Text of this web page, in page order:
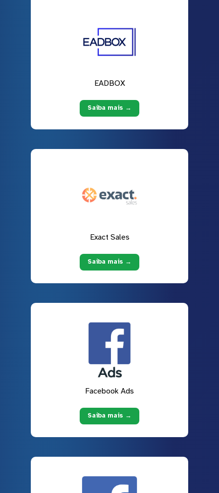
EADBOX
Saiba mais →
Exact Sales
Saiba mais →
Facebook Ads
Saiba mais →